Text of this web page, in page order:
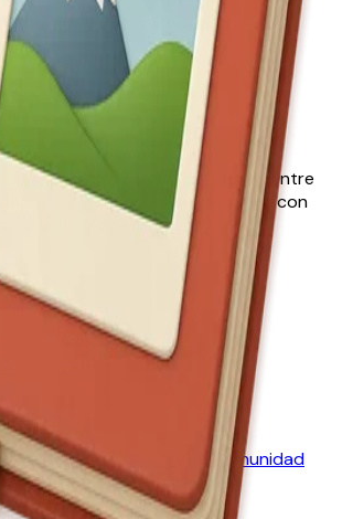
y viajeros que comparten
host
líder de reserva de coches entre
Conectamos a propietarios con
el vehículo perfecto.
SegurosReglas del servicioComunidad